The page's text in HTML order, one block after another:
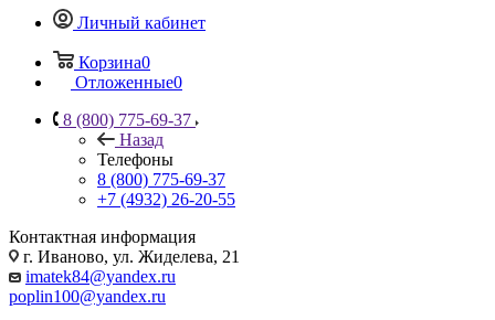
Личный кабинет
Корзина0
Отложенные0
8 (800) 775-69-37
Назад
Телефоны
8 (800) 775-69-37
+7 (4932) 26-20-55
Контактная информация
г. Иваново, ул. Жиделева, 21
imatek84@yandex.ru
poplin100@yandex.ru